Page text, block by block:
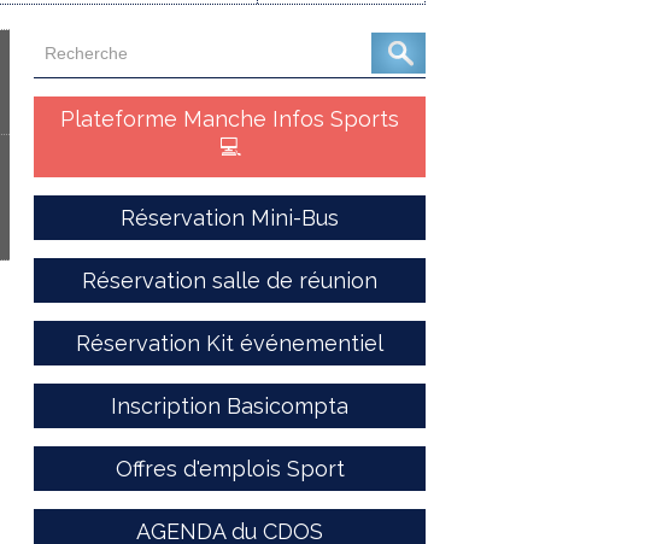
Plateforme Manche Infos Sports
💻
Réservation Mini-Bus
Réservation salle de réunion
Réservation Kit événementiel
Inscription Basicompta
Offres d'emplois Sport
AGENDA du CDOS